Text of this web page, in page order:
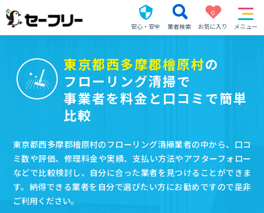
安心・安全 業者検索
0
お気に入り
メニュー
東京都西多摩郡檜原村の
フローリング清掃で
事業者を料金と口コミで簡単
比較
東京都西多摩郡檜原村のフローリング清掃業者の中から、口コ
ミ数や評価、修理料金や実績、支払い方法やアフターフォロー
などで比較検討し、自分に合った業者を見つけることができま
す。納得できる業者を自分で選びたい方にお勧めですので是非
ご利用ください。